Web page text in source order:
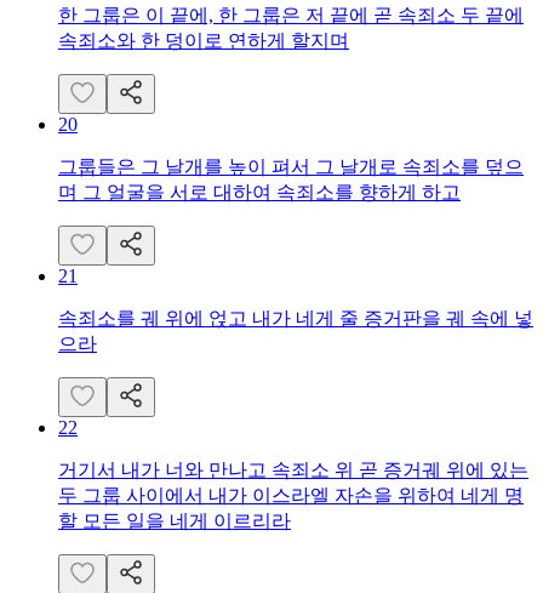
한 그룹은 이 끝에, 한 그룹은 저 끝에 곧 속죄소 두 끝에
속죄소와 한 덩이로 연하게 할지며
20
그룹들은 그 날개를 높이 펴서 그 날개로 속죄소를 덮으
며 그 얼굴을 서로 대하여 속죄소를 향하게 하고
21
속죄소를 궤 위에 얹고 내가 네게 줄 증거판을 궤 속에 넣
으라
22
거기서 내가 너와 만나고 속죄소 위 곧 증거궤 위에 있는
두 그룹 사이에서 내가 이스라엘 자손을 위하여 네게 명
할 모든 일을 네게 이르리라